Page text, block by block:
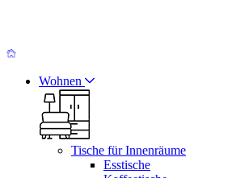
Wohnen
Tische für Innenräume
Esstische